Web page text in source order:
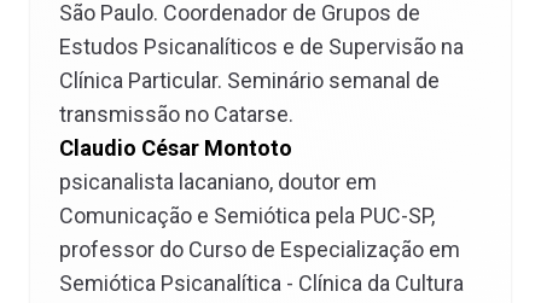
São Paulo. Coordenador de Grupos de
Estudos Psicanalíticos e de Supervisão na
Clínica Particular. Seminário semanal de
transmissão no Catarse.
Claudio César Montoto
psicanalista lacaniano, doutor em
Comunicação e Semiótica pela PUC-SP,
professor do Curso de Especialização em
Semiótica Psicanalítica - Clínica da Cultura